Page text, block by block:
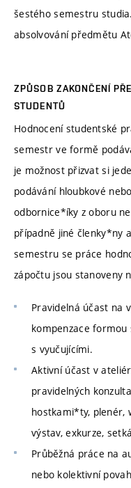
šestého semestru
absolvování předmětu
ZPŮSOB ZAKONČENÍ
STUDENTŮ
Hodnocení studentské
semestr ve formě
je možnost přizvat si
podávání hloubkové
odbornice*íky z oboru
případně jiné členky*ny
semestru se práce
zápočtu jsou stanoveny
Pravidelná účast na
kompenzace formou
s vyučujícími.
Aktivní účast v
pravidelných
hostkami*ty, plenér,
výstav, exkurze,
Průběžná práce na
nebo kolektivní